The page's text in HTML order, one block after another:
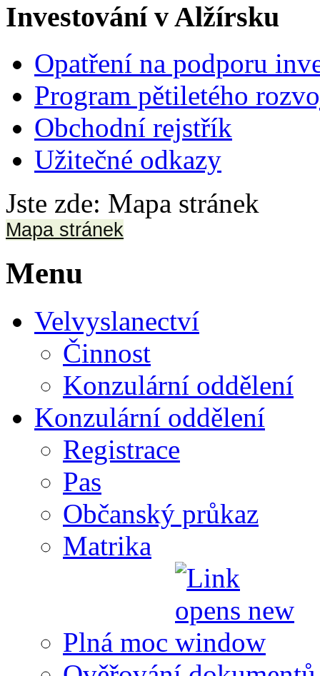
Investování v Alžírsku
Opatření na podporu
Program pětiletého
Obchodní rejstřík
Užitečné odkazy
Jste zde: Mapa stránek
Mapa stránek
Menu
Velvyslanectví
Činnost
Konzulární oddělení
Konzulární oddělení
Registrace
Pas
Občanský průkaz
Matrika
Plná moc